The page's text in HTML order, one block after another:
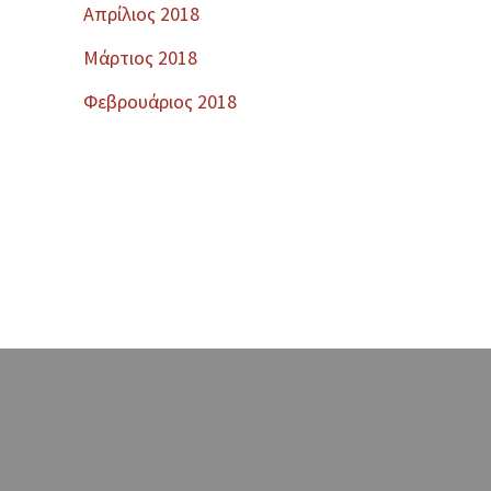
Απρίλιος 2018
Μάρτιος 2018
Φεβρουάριος 2018